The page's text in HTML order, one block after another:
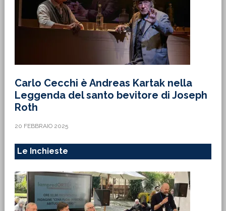
Carlo Cecchi è Andreas Kartak nella
Leggenda del santo bevitore di Joseph
Roth
20 FEBBRAIO 2025
Le Inchieste